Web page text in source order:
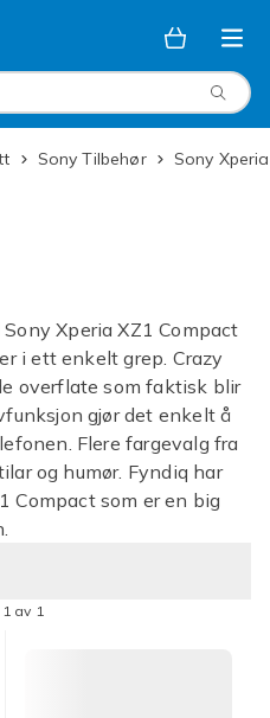
Sony Tilbehør Sony Xperia
Xperia XZ1 Compact
i ett enkelt grep. Crazy
overflate som faktisk blir
gjør det enkelt å
Flere fargevalg fra
og humør. Fyndiq har
Compact som er en big
av 1